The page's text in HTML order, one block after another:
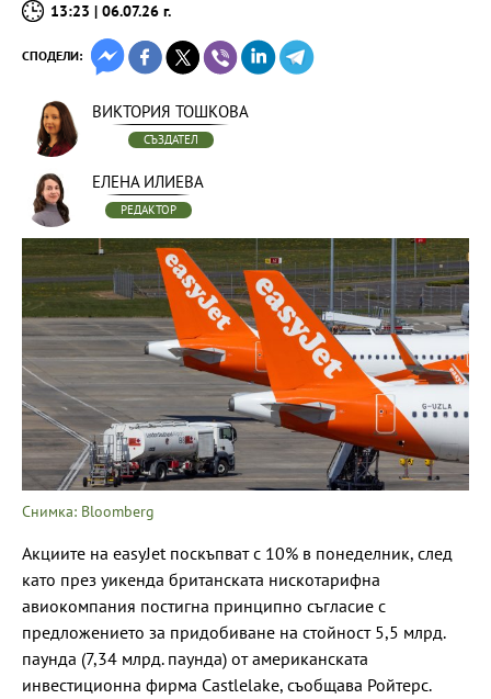
13:23 | 06.07.26 г.
СПОДЕЛИ:
ВИКТОРИЯ ТОШКОВА
СЪЗДАТЕЛ
ЕЛЕНА ИЛИЕВА
РЕДАКТОР
Снимка: Bloomberg
Акциите на easyJet поскъпват с 10% в понеделник, след
като през уикенда британската нискотарифна
авиокомпания постигна принципно съгласие с
предложението за придобиване на стойност 5,5 млрд.
паунда (7,34 млрд. паунда) от американската
инвестиционна фирма Castlelake, съобщава Ройтерс.